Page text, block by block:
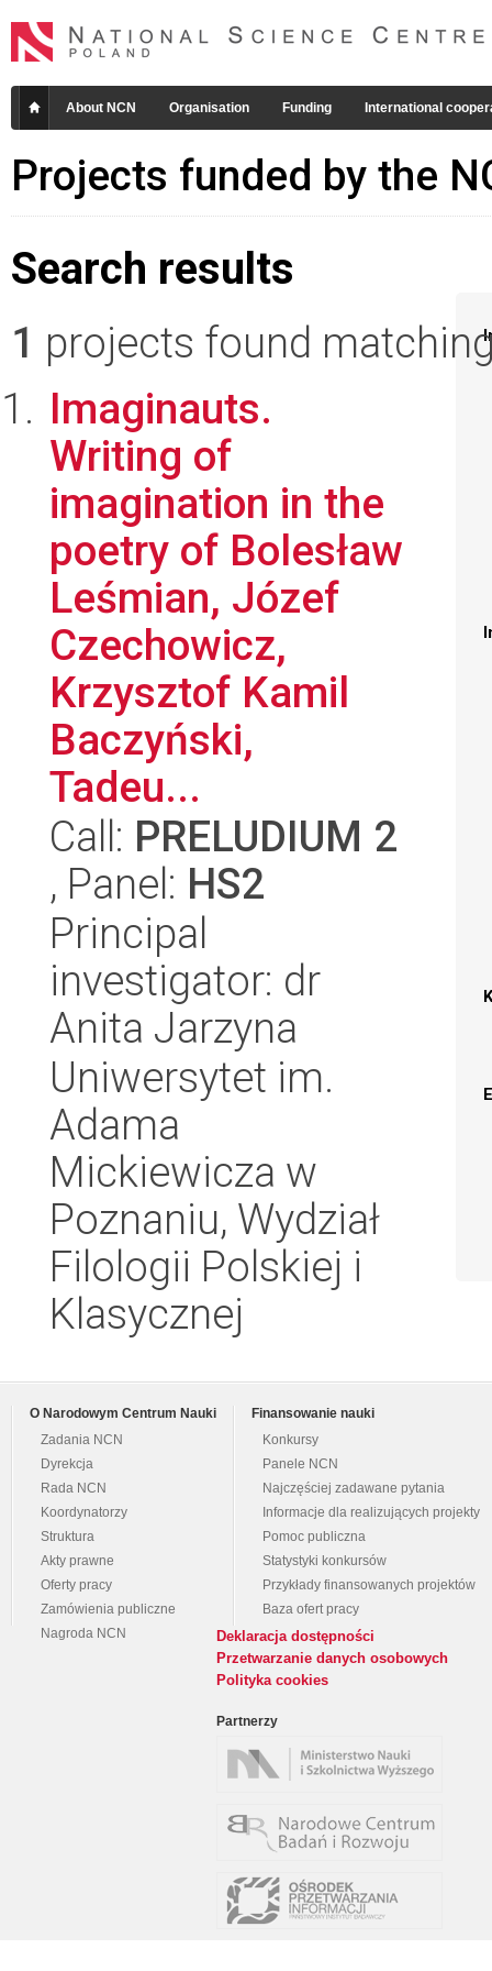
About NCN Organisation Funding International
Projects funded by the
Search results
1 projects found
Imaginauts.
Writing of
imagination in the
poetry of Bolesław
Leśmian, Józef
Czechowicz,
Krzysztof Kamil
Baczyński,
Tadeu...
Call: PRELUDIUM 2
, Panel: HS2
Principal
investigator: dr
Anita Jarzyna
Uniwersytet im.
Adama
Mickiewicza w
Poznaniu, Wydział
Filologii Polskiej i
Klasycznej
O Narodowym Centrum Nauki
Zadania NCN
Dyrekcja
Rada NCN
Koordynatorzy
Struktura
Akty prawne
Oferty pracy
Zamówienia publiczne
Nagroda NCN
Finansowanie nauki
Konkursy
Panele NCN
Najczęściej zadawane pytania
Informacje dla realizujących projekty
Pomoc publiczna
Statystyki konkursów
Przykłady finansowanych projektów
Baza ofert pracy
Deklaracja dostępności
Przetwarzanie danych osobowych
Polityka cookies
Partnerzy